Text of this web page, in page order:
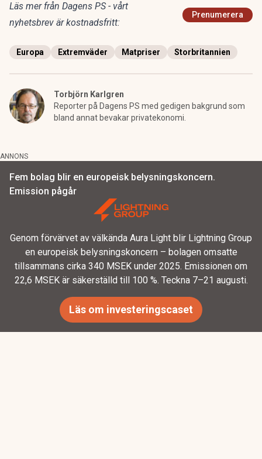
Läs mer från Dagens PS - vårt
nyhetsbrev är kostnadsfritt:
Prenumerera
Europa Extremväder Matpriser Storbritannien
Torbjörn Karlgren
Reporter på Dagens PS med gedigen bakgrund som
bland annat bevakar privatekonomi.
ANNONS
Fem bolag blir en europeisk belysningskoncern.
Emission pågår
Genom förvärvet av välkända Aura Light blir Lightning Group
en europeisk belysningskoncern – bolagen omsatte
tillsammans cirka 340 MSEK under 2025. Emissionen om
22,6 MSEK är säkerställd till 100 %. Teckna 7–21 augusti.
Läs om investeringscaset